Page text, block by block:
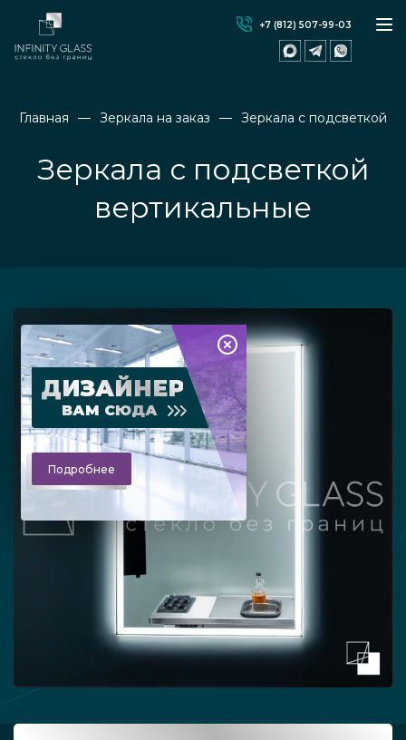
+7 (812) 507-99-03
Главная Зеркала на заказ Зеркала с подсветкой
Зеркала с подсветкой
вертикальные
ДИЗАЙНЕР
ВАМ СЮДА
Подробнее